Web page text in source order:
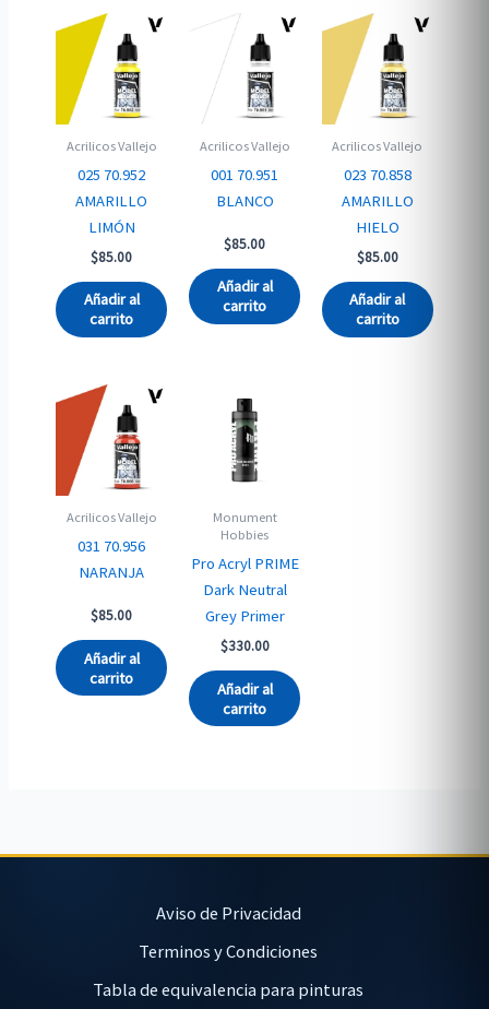
Acrilicos Vallejo
025 70.952
AMARILLO
LIMÓN
$85.00
Añadir al
carrito
Acrilicos Vallejo
001 70.951
BLANCO
$85.00
Añadir al
carrito
Acrilicos Vallejo
023 70.858
AMARILLO
HIELO
$85.00
Añadir al
carrito
Acrilicos Vallejo
031 70.956
NARANJA
$85.00
Añadir al
carrito
Monument
Hobbies
Pro Acryl PRIME
Dark Neutral
Grey Primer
$330.00
Añadir al
carrito
Aviso de Privacidad
Terminos y Condiciones
Tabla de equivalencia para pinturas